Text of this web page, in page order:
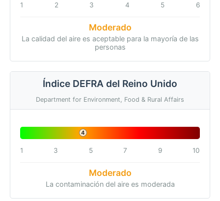
1 2 3 4 5 6
Moderado
La calidad del aire es aceptable para la mayoría de las
personas
Índice DEFRA del Reino Unido
Department for Environment, Food & Rural Affairs
4
1 3 5 7 9 10
Moderado
La contaminación del aire es moderada